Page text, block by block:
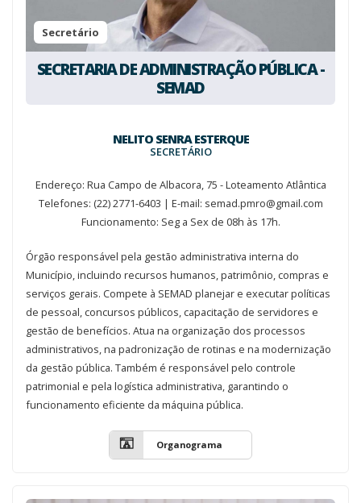
Secretário
SECRETARIA DE ADMINISTRAÇÃO PÚBLICA -
SEMAD
NELITO SENRA ESTERQUE
SECRETÁRIO
Endereço: Rua Campo de Albacora, 75 - Loteamento Atlântica
Telefones: (22) 2771-6403 | E-mail: semad.pmro@gmail.com
Funcionamento: Seg a Sex de 08h às 17h.
Órgão responsável pela gestão administrativa interna do
Município, incluindo recursos humanos, patrimônio, compras e
serviços gerais. Compete à SEMAD planejar e executar políticas
de pessoal, concursos públicos, capacitação de servidores e
gestão de benefícios. Atua na organização dos processos
administrativos, na padronização de rotinas e na modernização
da gestão pública. Também é responsável pelo controle
patrimonial e pela logística administrativa, garantindo o
funcionamento eficiente da máquina pública.
Organograma